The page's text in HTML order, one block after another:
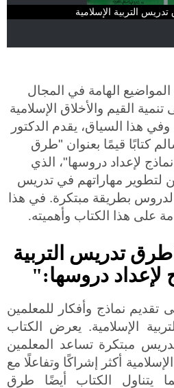
التربية الإسلامية
المواضيع الهامة في المجال
القيم والأخلاق الإسلامية
هذا السياق، يقدم الدكتور
كتابًا قيمًا بعنوان "طرق
لإعداد دروسها"، الذي
لتطوير مهاراتهم في تدريس
الدروس بطريقة مبتكرة. في هذا
على هذا الكتاب وأهميته.
تدريس التربية
لإعداد دروسها":
تقديم نماذج وأفكار للمعلمين
الإسلامية. يعرض الكتاب
مبتكرة تساعد المعلمين
أكثر إشراكًا وتفاعلًا مع
يتناول الكتاب أيضًا طرق